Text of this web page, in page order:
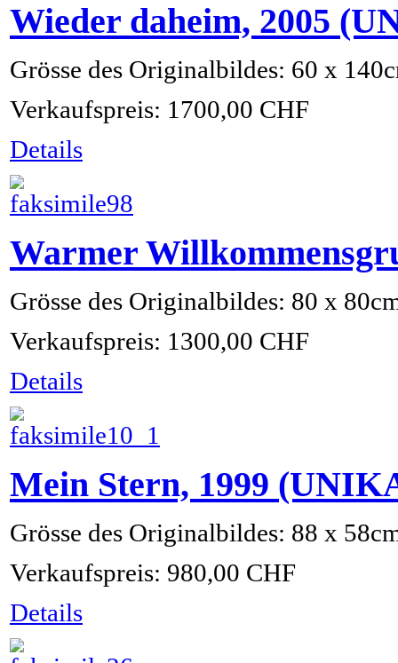
Wieder daheim, 2005
Grösse des Originalbildes: 60 x
Verkaufspreis: 1700,00 CHF
Details
Warmer
Grösse des Originalbildes: 80 x
Verkaufspreis: 1300,00 CHF
Details
Mein Stern, 1999
Grösse des Originalbildes: 88 x
Verkaufspreis: 980,00 CHF
Details